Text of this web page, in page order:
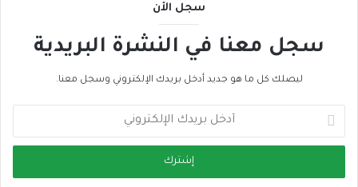
سجل الأن
سجل معنا في النشرة البريدية
ليصلك كل ما هو جديد أدخل بريدك الإلكتروني وسجل معنا.
خ
ب